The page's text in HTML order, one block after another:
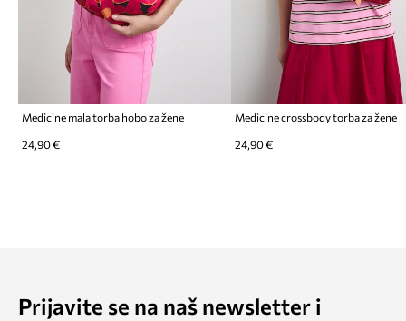
Medicine mala torba hobo za žene
24,90 €
Medicine crossbody torba za žene
24,90 €
Prijavite se na naš newsletter i